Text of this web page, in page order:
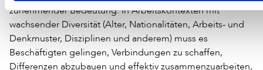
zunehmender Bedeutung. In Arbeitskontexten mit
wachsender Diversität (Alter, Nationalitäten, Arbeits- und
Denkmuster, Disziplinen und anderem) muss es
Beschäftigten gelingen, Verbindungen zu schaffen,
Differenzen abzubauen und effektiv zusammenzuarbeiten,